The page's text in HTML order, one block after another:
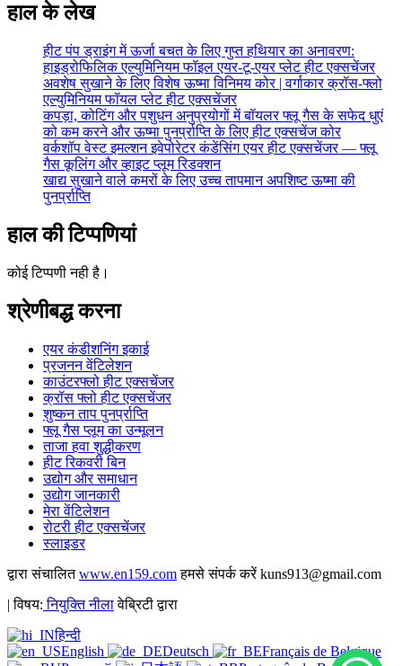
हाल के लेख
हीट पंप ड्राइंग में ऊर्जा बचत के लिए गुप्त हथियार का अनावरण:
हाइड्रोफिलिक एल्युमिनियम फॉइल एयर-टू-एयर प्लेट हीट एक्सचेंजर
अवशेष सुखाने के लिए विशेष ऊष्मा विनिमय कोर | वर्गाकार क्रॉस-फ्लो
एल्युमिनियम फॉयल प्लेट हीट एक्सचेंजर
कपड़ा, कोटिंग और पशुधन अनुप्रयोगों में बॉयलर फ्लू गैस के सफेद धुएं
को कम करने और ऊष्मा पुनर्प्राप्ति के लिए हीट एक्सचेंज कोर
वर्कशॉप वेस्ट इमल्शन इवेपोरेटर कंडेंसिंग एयर हीट एक्सचेंजर — फ्लू
गैस कूलिंग और व्हाइट प्लूम रिडक्शन
खाद्य सुखाने वाले कमरों के लिए उच्च तापमान अपशिष्ट ऊष्मा की
पुनर्प्राप्ति
हाल की टिप्पणियां
कोई टिप्पणी नही है।
श्रेणीबद्ध करना
एयर कंडीशनिंग इकाई
प्रजनन वेंटिलेशन
काउंटरफ्लो हीट एक्सचेंजर
क्रॉस फ्लो हीट एक्सचेंजर
शुष्कन ताप पुनर्प्राप्ति
फ्लू गैस प्लूम का उन्मूलन
ताजा हवा शुद्धीकरण
हीट रिकवरी बिन
उद्योग और समाधान
उद्योग जानकारी
मेरा वेंटिलेशन
रोटरी हीट एक्सचेंजर
स्लाइडर
द्वारा संचालितwww.en159.comहमसे संपर्क करें kuns913@gmail.com
| विषय: नियुक्ति नीलावेब्रिटी द्वारा
हिन्दी
English
Deutsch
Français de Belgique